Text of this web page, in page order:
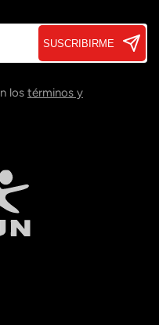
SUSCRIBIRME
los términos y